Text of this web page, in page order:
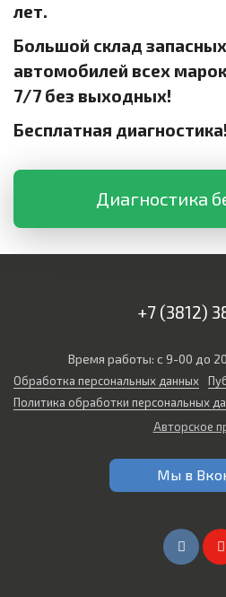
лет.
Большой склад
автомобилей всех
7/7 без выходных!
Бесплатная диагностика!
Диагностика
+7 (3812)
Время работы: с 9-00 до
Обработка персональных данных
Политика обработки персональных
Авторское
Мы в